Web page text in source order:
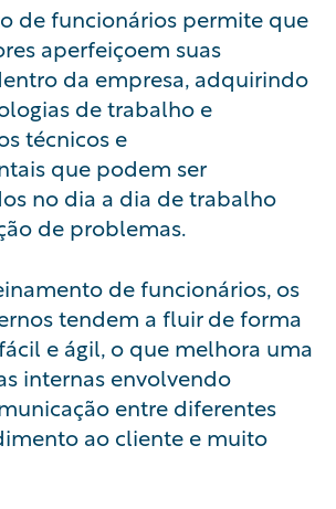
de funcionários permite que
aperfeiçoem suas
da empresa, adquirindo
de trabalho e
técnicos e
que podem ser
no dia a dia de trabalho
de problemas.
de funcionários, os
tendem a fluir de forma
e ágil, o que melhora uma
internas envolvendo
entre diferentes
ao cliente e muito